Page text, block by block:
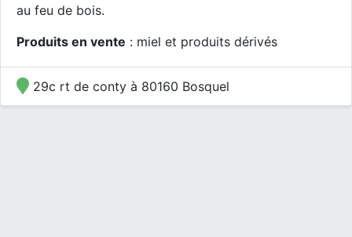
au feu de bois.
Produits en vente : miel et produits dérivés
29c rt de conty à 80160 Bosquel